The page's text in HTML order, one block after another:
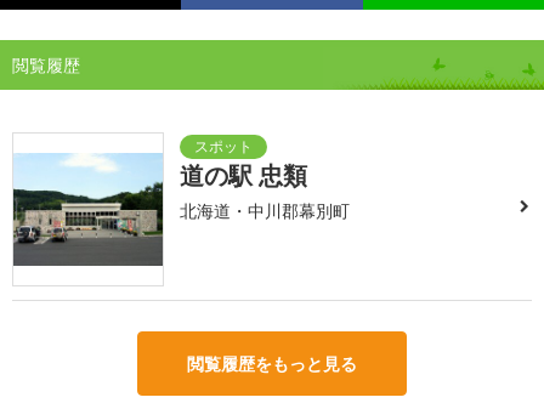
閲覧履歴
道の駅 忠類
北海道・中川郡幕別町
閲覧履歴をもっと見る